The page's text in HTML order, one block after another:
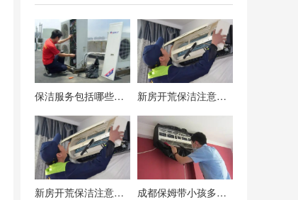
保洁服务包括哪些项目？ 新房开荒保洁注意事项，保洁不彻底后期入住后患无穷！
新房开荒保洁注意事项，保洁不彻底后期入住后患无穷！ 成都保姆带小孩多少钱一个月？附成都保姆价格表